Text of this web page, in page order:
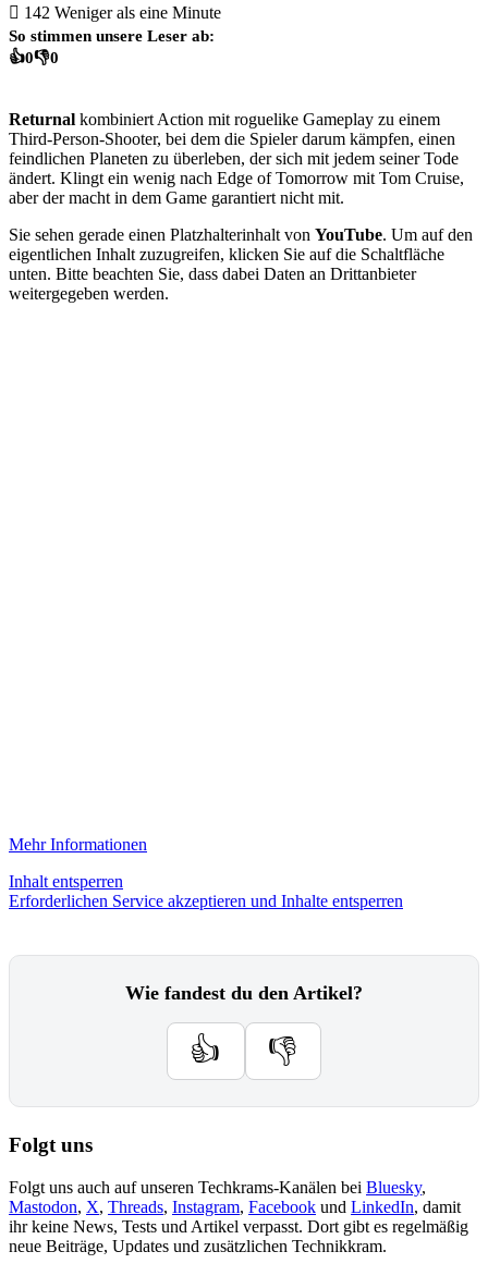
142 Weniger als eine Minute
So stimmen unsere Leser ab:
👍0👎0
Returnal kombiniert Action mit roguelike Gameplay zu einem
Third-Person-Shooter, bei dem die Spieler darum kämpfen, einen
feindlichen Planeten zu überleben, der sich mit jedem seiner Tode
ändert. Klingt ein wenig nach Edge of Tomorrow mit Tom Cruise,
aber der macht in dem Game garantiert nicht mit.
Sie sehen gerade einen Platzhalterinhalt von YouTube. Um auf den
eigentlichen Inhalt zuzugreifen, klicken Sie auf die Schaltfläche
unten. Bitte beachten Sie, dass dabei Daten an Drittanbieter
weitergegeben werden.
Mehr Informationen
Inhalt entsperren
Erforderlichen Service akzeptieren und Inhalte entsperren
Wie fandest du den Artikel?
👍 👎
Folgt uns
Folgt uns auch auf unseren Techkrams-Kanälen bei Bluesky,
Mastodon, X, Threads, Instagram, Facebook und LinkedIn, damit
ihr keine News, Tests und Artikel verpasst. Dort gibt es regelmäßig
neue Beiträge, Updates und zusätzlichen Technikkram.